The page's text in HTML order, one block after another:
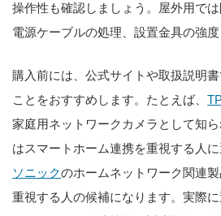
操作性も確認しましょう。屋外用では
電源ケーブルの処理、設置金具の強度
購入前には、公式サイトや取扱説明
ことをおすすめします。たとえば、
家庭用ネットワークカメラとして知
はスマートホーム連携を重視する人
ソニックのホームネットワーク関連
重視する人の候補になります。実際